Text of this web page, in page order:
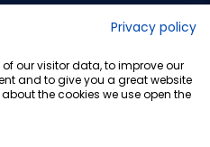
Privacy policy
our visitor data, to improve our
and to give you a great website
the cookies we use open the